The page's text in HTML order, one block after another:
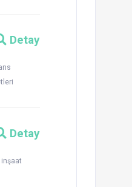
Detay
Detay